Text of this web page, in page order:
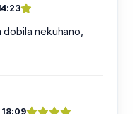
nekuhano,
18:09